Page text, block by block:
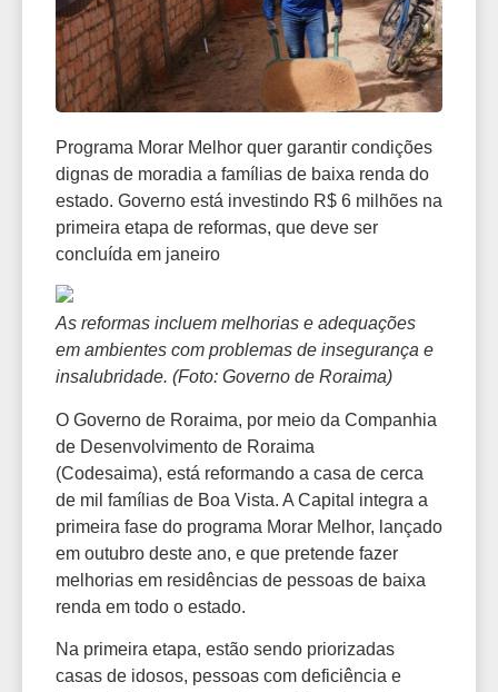
Programa Morar Melhor quer garantir condições
dignas de moradia a famílias de baixa renda do
estado. Governo está investindo R$ 6 milhões na
primeira etapa de reformas, que deve ser
concluída em janeiro
As reformas incluem melhorias e adequações
em ambientes com problemas de insegurança e
insalubridade. (Foto: Governo de Roraima)
O Governo de Roraima, por meio da Companhia
de Desenvolvimento de Roraima
(Codesaima), está reformando a casa de cerca
de mil famílias de Boa Vista. A Capital integra a
primeira fase do programa Morar Melhor, lançado
em outubro deste ano, e que pretende fazer
melhorias em residências de pessoas de baixa
renda em todo o estado.
Na primeira etapa, estão sendo priorizadas
casas de idosos, pessoas com deficiência e